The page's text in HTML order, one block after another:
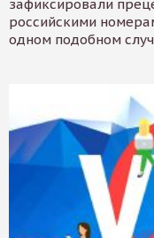
зафиксировали
российскими
одном подобном